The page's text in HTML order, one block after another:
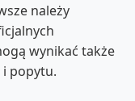
należy
wynikać także
popytu.